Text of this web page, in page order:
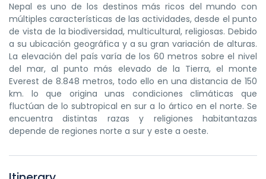
Nepal es uno de los destinos más ricos del mundo con
múltiples características de las actividades, desde el punto
de vista de la biodiversidad, multicultural, religiosas. Debido
a su ubicación geográfica y a su gran variación de alturas.
La elevación del país varía de los 60 metros sobre el nivel
del mar, al punto más elevado de la Tierra, el monte
Everest de 8.848 metros, todo ello en una distancia de 150
km. lo que origina unas condiciones climáticas que
fluctúan de lo subtropical en sur a lo ártico en el norte. Se
encuentra distintas razas y religiones habitantazas
depende de regiones norte a sur y este a oeste.